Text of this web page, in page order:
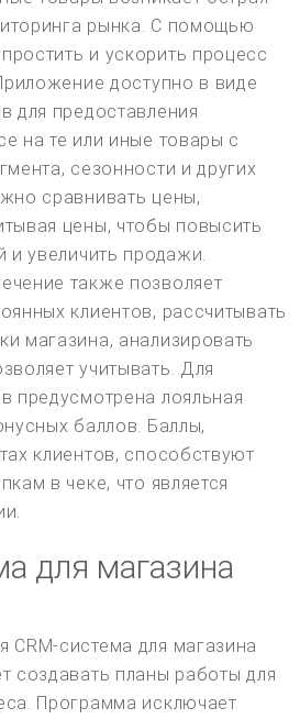
рынка. С помощью
и ускорить процесс
доступно в виде
для предоставления
на те или иные товары с
сезонности и других
сравнивать цены,
цены, чтобы повысить
и увеличить продажи.
также позволяет
клиентов, рассчитывать
магазина, анализировать
учитывать. Для
предусмотрена лояльная
баллов. Баллы,
клиентов, способствуют
в чеке, что является
для магазина
CRM-система для магазина
создавать планы работы для
Программа исключает